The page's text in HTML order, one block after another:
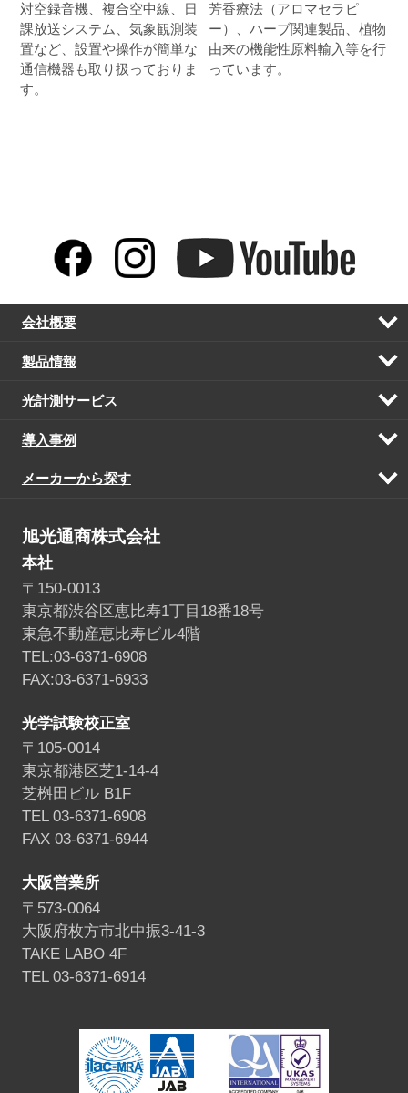
対空録音機、複合空中線、日
課放送システム、気象観測装
置など、設置や操作が簡単な
通信機器も取り扱っておりま
す。
芳香療法（アロマセラピ
ー）、ハーブ関連製品、植物
由来の機能性原料輸入等を行
っています。
会社概要
開
製品情報
開
光計測サービス
開
導入事例
開
メーカーから探す
開
旭光通商株式会社
本社
〒150-0013
東京都渋谷区恵比寿1丁目18番18号
東急不動産恵比寿ビル4階
TEL:03-6371-6908
FAX:03-6371-6933
光学試験校正室
〒105-0014
東京都港区芝1-14-4
芝桝田ビル B1F
TEL 03-6371-6908
FAX 03-6371-6944
大阪営業所
〒573-0064
大阪府枚方市北中振3-41-3
TAKE LABO 4F
TEL 03-6371-6914